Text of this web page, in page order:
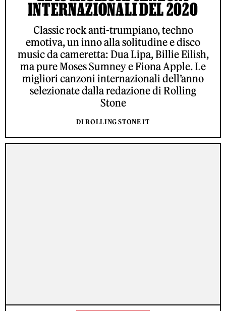
INTERNAZIONALI DEL 2020
Classic rock anti-trumpiano, techno
emotiva, un inno alla solitudine e disco
music da cameretta: Dua Lipa, Billie Eilish,
ma pure Moses Sumney e Fiona Apple. Le
migliori canzoni internazionali dell’anno
selezionate dalla redazione di Rolling
Stone
DI ROLLING STONE IT